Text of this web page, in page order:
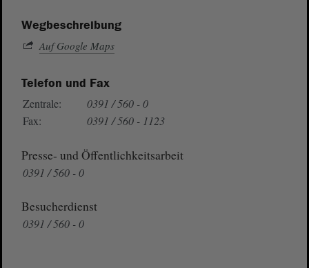
Wegbeschreibung
Auf Google Maps
Telefon und Fax
Zentrale:
0391 / 560 - 0
Fax:
0391 / 560 - 1123
Presse- und Öffentlichkeitsarbeit
0391 / 560 - 0
Besucherdienst
0391 / 560 - 0